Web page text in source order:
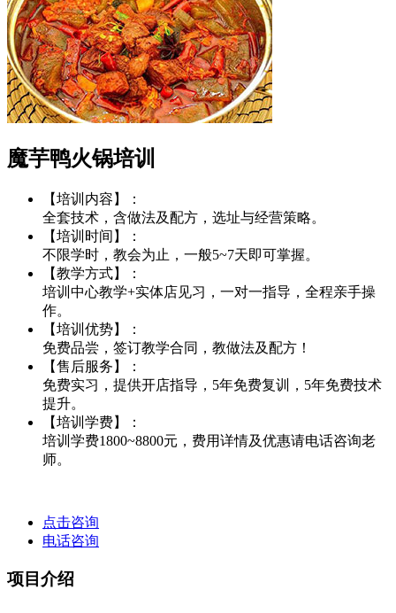
魔芋鸭火锅培训
【培训内容】：
全套技术，含做法及配方，选址与经营策略。
【培训时间】：
不限学时，教会为止，一般5~7天即可掌握。
【教学方式】：
培训中心教学+实体店见习，一对一指导，全程亲手操
作。
【培训优势】：
免费品尝，签订教学合同，教做法及配方！
【售后服务】：
免费实习，提供开店指导，5年免费复训，5年免费技术
提升。
【培训学费】：
培训学费1800~8800元，费用详情及优惠请电话咨询老
师。
点击咨询
电话咨询
项目介绍